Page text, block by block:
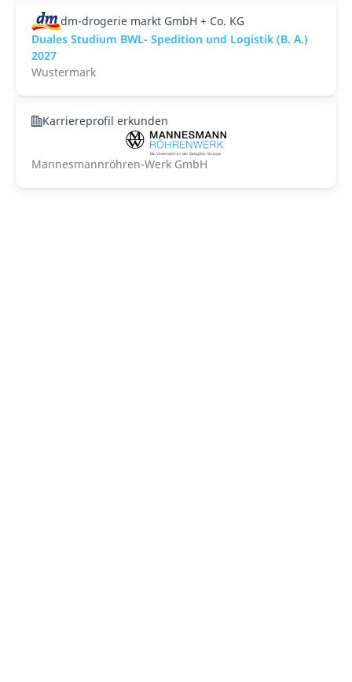
dm-drogerie markt GmbH + Co. KG
Duales Studium BWL- Spedition und Logistik (B. A.)
2027
Wustermark
Karriereprofil erkunden
Mannesmannröhren-Werk GmbH